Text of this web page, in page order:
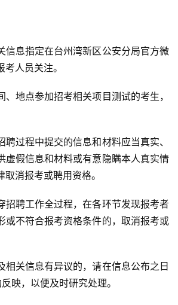
信息指定在台州湾新区公安分局官方微
人员关注。
、地点参加招考相关项目测试的考生，
聘过程中提交的信息和材料应当真实、
虚假信息和材料或有意隐瞒本人真实情
消报考或聘用资格。
招聘工作全过程，在各环节发现报考者
或不符合报考资格条件的，取消报考或
相关信息有异议的，请在信息公布之日
映，以便及时研究处理。